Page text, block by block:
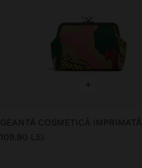
+
GEANTĂ COSMETICĂ IMPRIMATĂ
109.90 LEI